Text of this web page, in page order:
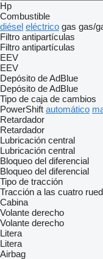
Hp
Combustible
diésel eléctrico gas gas/
Filtro antipartículas
Filtro antipartículas
EEV
EEV
Depósito de AdBlue
Depósito de AdBlue
Tipo de caja de cambios
PowerShift automático
Retardador
Retardador
Lubricación central
Lubricación central
Bloqueo del diferencial
Bloqueo del diferencial
Tipo de tracción
Tracción a las cuatro
Cabina
Volante derecho
Volante derecho
Litera
Litera
Airbag